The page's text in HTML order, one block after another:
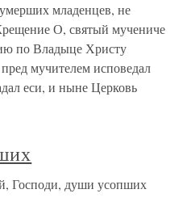
младенцев, не
О, святый мучениче
по Владыце Христу
мучителем исповедал
еси, и ныне Церковь
Господи, души усопших